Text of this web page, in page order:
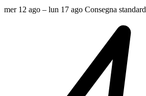
mer 12 ago – lun 17 ago Consegna standard